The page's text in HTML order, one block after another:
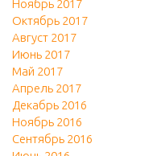
Ноябрь 2017
Октябрь 2017
Август 2017
Июнь 2017
Май 2017
Апрель 2017
Декабрь 2016
Ноябрь 2016
Сентябрь 2016